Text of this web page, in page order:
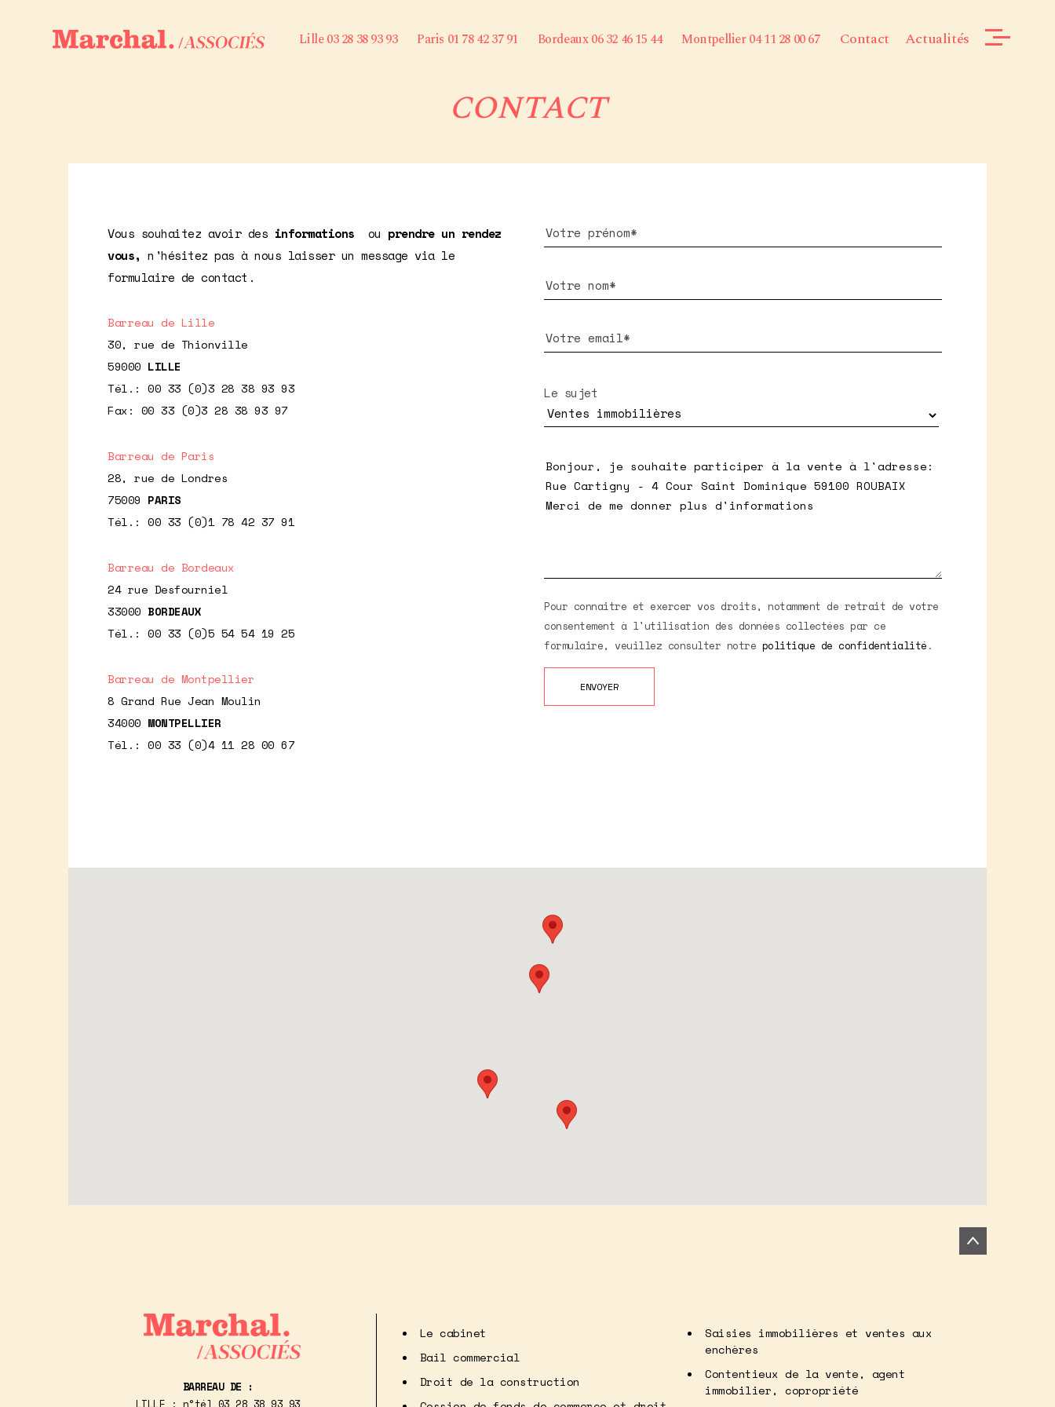
Lille 03 28 38 93 93 Paris 01 78 42 37 91 Bordeaux 06 32 46 15 44 Montpellier 04 11 28 00 67 Contact Actualités
CONTACT
Vous souhaitez avoir des informations ou prendre un rendez
vous, n'hésitez pas à nous laisser un message via le
formulaire de contact.
Barreau de Lille
30, rue de Thionville
59000 LILLE
Tél.: 00 33 (0)3 28 38 93 93
Fax: 00 33 (0)3 28 38 93 97
Barreau de Paris
28, rue de Londres
75009 PARIS
Tél.: 00 33 (0)1 78 42 37 91
Barreau de Bordeaux
24 rue Desfourniel
33000 BORDEAUX
Tél.: 00 33 (0)5 54 54 19 25
Barreau de Montpellier
8 Grand Rue Jean Moulin
34000 MONTPELLIER
Tél.: 00 33 (0)4 11 28 00 67
Le sujet
Pour connaitre et exercer vos droits, notamment de retrait de votre
consentement à l'utilisation des données collectées par ce
formulaire, veuillez consulter notre politique de confidentialité .
BARREAU DE :
LILLE : n°tél 03 28 38 93 93
Le cabinet
Bail commercial
Droit de la construction
Saisies immobilières et ventes aux
enchères
Contentieux de la vente, agent
immobilier, copropriété